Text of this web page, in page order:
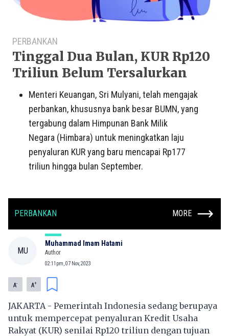
PERBANKAN
Tinggal Dua Bulan, KUR Rp120
Triliun Belum Tersalurkan
Menteri Keuangan, Sri Mulyani, telah mengajak
perbankan, khususnya bank besar BUMN, yang
tergabung dalam Himpunan Bank Milik
Negara (Himbara) untuk meningkatkan laju
penyaluran KUR yang baru mencapai Rp177
triliun hingga bulan September.
PERBANKAN MORE
MU
Muhammad Imam Hatami
Author
02:11pm, 07 Nov, 2023
A- A+
JAKARTA - Pemerintah Indonesia sedang berupaya
untuk mempercepat penyaluran Kredit Usaha
Rakyat (KUR) senilai Rp120 triliun dengan tujuan